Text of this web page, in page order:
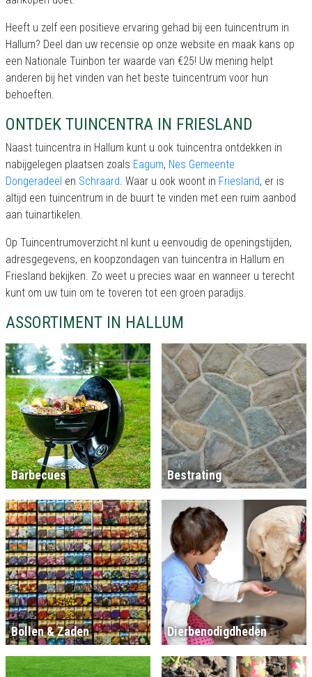
Heeft u zelf een positieve ervaring gehad bij een tuincentrum in
Hallum? Deel dan uw recensie op onze website en maak kans op
een Nationale Tuinbon ter waarde van €25! Uw mening helpt
anderen bij het vinden van het beste tuincentrum voor hun
behoeften.
ONTDEK TUINCENTRA IN FRIESLAND
Naast tuincentra in Hallum kunt u ook tuincentra ontdekken in
nabijgelegen plaatsen zoals Eagum, Nes Gemeente
Dongeradeel en Schraard. Waar u ook woont in Friesland, er is
altijd een tuincentrum in de buurt te vinden met een ruim aanbod
aan tuinartikelen.
Op Tuincentrumoverzicht.nl kunt u eenvoudig de openingstijden,
adresgegevens, en koopzondagen van tuincentra in Hallum en
Friesland bekijken. Zo weet u precies waar en wanneer u terecht
kunt om uw tuin om te toveren tot een groen paradijs.
ASSORTIMENT IN HALLUM
Barbecues Bestrating
Bollen & Zaden Dierbenodigdheden